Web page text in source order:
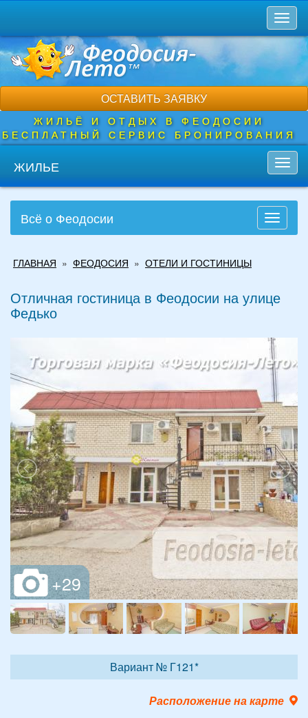
основному
содержанию
ОСТАВИТЬ ЗАЯВКУ
ЖИЛЬЁ И ОТДЫХ В ФЕОДОСИИ
БЕСПЛАТНЫЙ СЕРВИС БРОНИРОВАНИЯ
ЖИЛЬЕ
Toggle
Всё о Феодосии
здесь
ГЛАВНАЯ » ФЕОДОСИЯ » ОТЕЛИ И ГОСТИНИЦЫ
Отличная гостиница в Феодосии на улице
Федько
Вариант № Г121*
Расположение на карте